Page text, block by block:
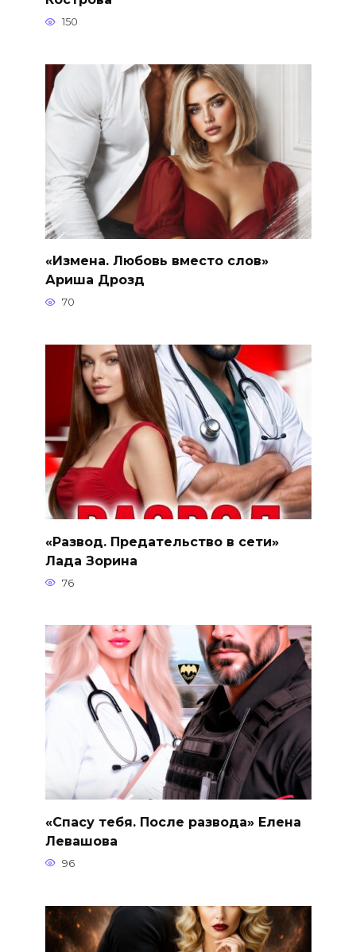
150
«Измена. Любовь вместо слов»
Ариша Дрозд
70
«Развод. Предательство в сети»
Лада Зорина
76
«Спасу тебя. После развода» Елена
Левашова
96